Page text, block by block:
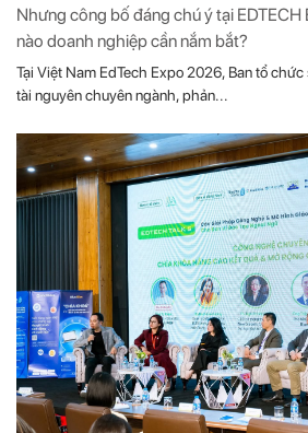
Nhưng công bố đáng chú ý tại
nào doanh nghiệp cần nắm bắt?
Tại Việt Nam EdTech Expo 2026, Ban tổ
tài nguyên chuyên ngành, phản...